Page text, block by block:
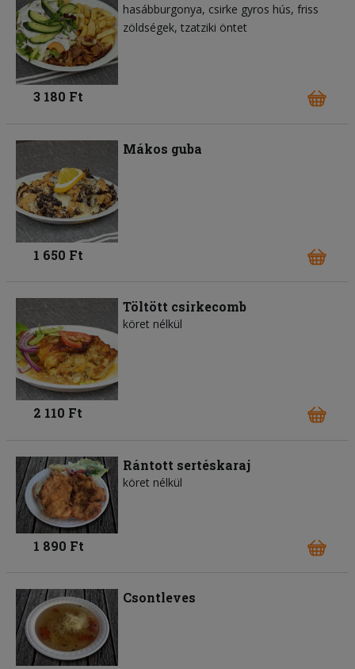
hasábburgonya csirke gyros hús friss
zöldségek tzatziki öntet
3 180 Ft
Mákos guba
1 650 Ft
Töltött csirkecomb
köret nélkül
2 110 Ft
Rántott sertéskaraj
köret nélkül
1 890 Ft
Csontleves